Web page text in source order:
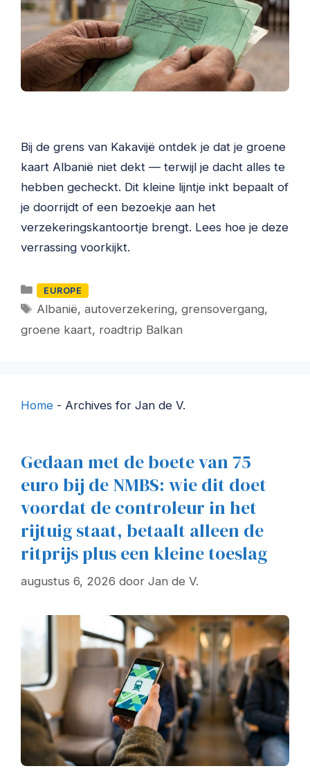
Bij de grens van Kakavijë ontdek je dat je groene
kaart Albanië niet dekt — terwijl je dacht alles te
hebben gecheckt. Dit kleine lijntje inkt bepaalt of
je doorrijdt of een bezoekje aan het
verzekeringskantoortje brengt. Lees hoe je deze
verrassing voorkijkt.
Categorieën
EUROPE
Tags
Albanië,autoverzekering,grensovergang,
groene kaart, roadtrip Balkan
Home - Archives for Jan de V.
Gedaan met de boete van 75
euro bij de NMBS: wie dit doet
voordat de controleur in het
rijtuig staat, betaalt alleen de
ritprijs plus een kleine toeslag
augustus 6, 2026 door Jan de V.